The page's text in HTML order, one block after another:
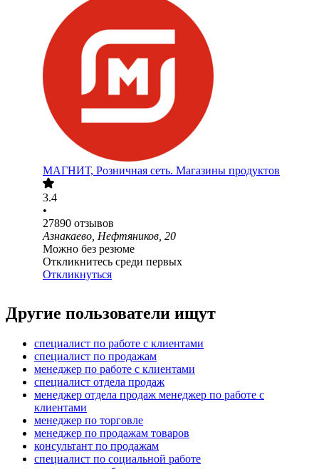
МАГНИТ, Розничная сеть. Магазины продуктов
3.4
•
27890 отзывов
Азнакаево, Нефтяников, 20
Можно без резюме
Откликнитесь среди первых
Откликнуться
Другие пользователи ищут
специалист по работе с клиентами
специалист по продажам
менеджер по работе с клиентами
специалист отдела продаж
менеджер отдела продаж менеджер по работе с
клиентами
менеджер по торговле
менеджер по продажам товаров
консультант по продажам
специалист по социальной работе